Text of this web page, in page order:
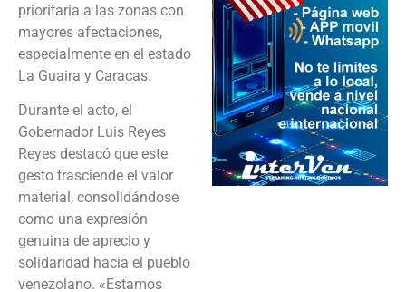
prioritaria a las zonas con
mayores afectaciones,
especialmente en el estado
La Guaira y Caracas.
Durante el acto, el
Gobernador Luis Reyes
Reyes destacó que este
gesto trasciende el valor
material, consolidándose
como una expresión
genuina de aprecio y
solidaridad hacia el pueblo
venezolano. «Estamos